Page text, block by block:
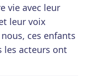
vie avec leur
leur voix
ces enfants
les acteurs ont